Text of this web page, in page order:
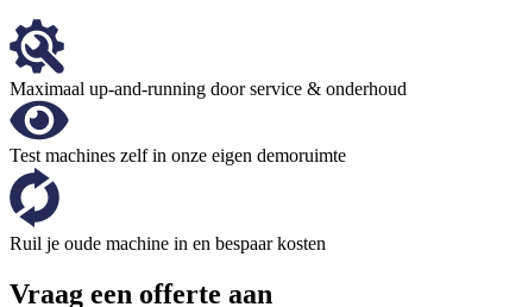
Maximaal up-and-running door service & onderhoud
Test machines zelf in onze eigen demoruimte
Ruil je oude machine in en bespaar kosten
Vraag een offerte aan